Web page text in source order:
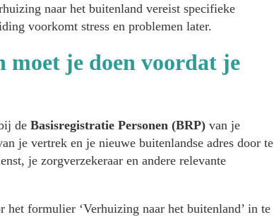
naar het buitenland vereist specifieke
voorkomt stress en problemen later.
je doen voordat je
de Basisregistratie Personen (BRP) van je
je vertrek en je nieuwe buitenlandse adres door te
je zorgverzekeraar en andere relevante
formulier ‘Verhuizing naar het buitenland’ in te